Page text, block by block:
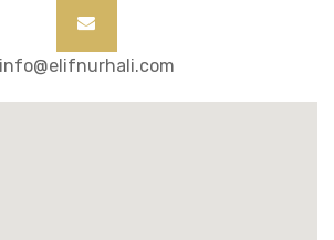
info@elifnurhali.com